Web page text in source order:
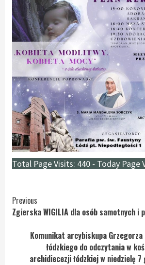
Total Page Visits: 440 - Today Page
Continue
Reading
Previous
Zgierska WIGILIA dla osób samotnych i
Komunikat arcybiskupa
łódzkiego do odczytania w
archidiecezji łódzkiej w niedzielę